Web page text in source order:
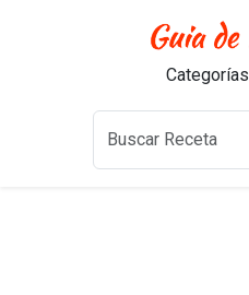
Categorías